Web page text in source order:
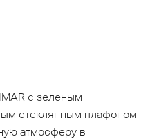
с зеленым
стеклянным плафоном
атмосферу в